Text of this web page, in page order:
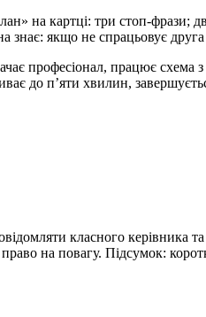
на картці: три стоп-фрази;
знає: якщо не спрацьовує
професіонал, працює
до п’яти хвилин,
класного керівника
на повагу. Підсумок: